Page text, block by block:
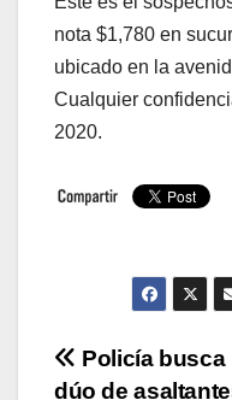
nota $1,780 en
ubicado en la
Cualquier
2020.
Policía busca
dúo de